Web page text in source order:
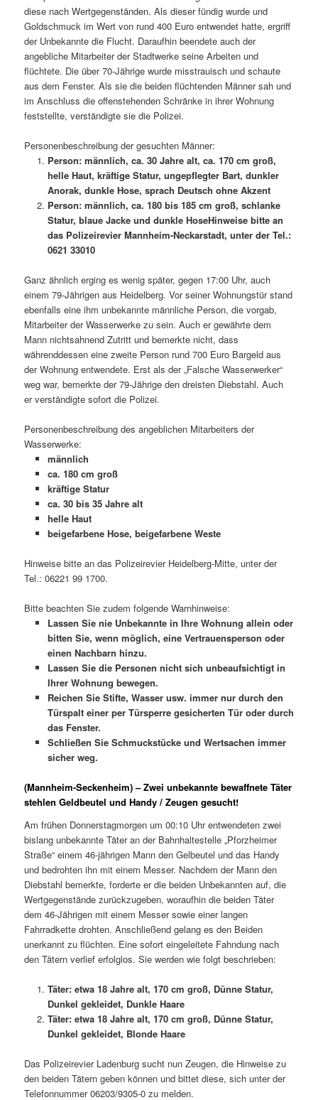
diese nach Wertgegenständen. Als dieser fündig wurde und
Goldschmuck im Wert von rund 400 Euro entwendet hatte, ergriff
der Unbekannte die Flucht. Daraufhin beendete auch der
angebliche Mitarbeiter der Stadtwerke seine Arbeiten und
flüchtete. Die über 70-Jährige wurde misstrauisch und schaute
aus dem Fenster. Als sie die beiden flüchtenden Männer sah und
im Anschluss die offenstehenden Schränke in ihrer Wohnung
feststellte, verständigte sie die Polizei.
Personenbeschreibung der gesuchten Männer:
Person: männlich, ca. 30 Jahre alt, ca. 170 cm groß,
helle Haut, kräftige Statur, ungepflegter Bart, dunkler
Anorak, dunkle Hose, sprach Deutsch ohne Akzent
Person: männlich, ca. 180 bis 185 cm groß, schlanke
Statur, blaue Jacke und dunkle HoseHinweise bitte an
das Polizeirevier Mannheim-Neckarstadt, unter der Tel.:
0621 33010
Ganz ähnlich erging es wenig später, gegen 17:00 Uhr, auch
einem 79-Jährigen aus Heidelberg. Vor seiner Wohnungstür stand
ebenfalls eine ihm unbekannte männliche Person, die vorgab,
Mitarbeiter der Wasserwerke zu sein. Auch er gewährte dem
Mann nichtsahnend Zutritt und bemerkte nicht, dass
währenddessen eine zweite Person rund 700 Euro Bargeld aus
der Wohnung entwendete. Erst als der „Falsche Wasserwerker“
weg war, bemerkte der 79-Jährige den dreisten Diebstahl. Auch
er verständigte sofort die Polizei.
Personenbeschreibung des angeblichen Mitarbeiters der
Wasserwerke:
männlich
ca. 180 cm groß
kräftige Statur
ca. 30 bis 35 Jahre alt
helle Haut
beigefarbene Hose, beigefarbene Weste
Hinweise bitte an das Polizeirevier Heidelberg-Mitte, unter der
Tel.: 06221 99 1700.
Bitte beachten Sie zudem folgende Warnhinweise:
Lassen Sie nie Unbekannte in Ihre Wohnung allein oder
bitten Sie, wenn möglich, eine Vertrauensperson oder
einen Nachbarn hinzu.
Lassen Sie die Personen nicht sich unbeaufsichtigt in
Ihrer Wohnung bewegen.
Reichen Sie Stifte, Wasser usw. immer nur durch den
Türspalt einer per Türsperre gesicherten Tür oder durch
das Fenster.
Schließen Sie Schmuckstücke und Wertsachen immer
sicher weg.
(Mannheim-Seckenheim) – Zwei unbekannte bewaffnete Täter
stehlen Geldbeutel und Handy / Zeugen gesucht!
Am frühen Donnerstagmorgen um 00:10 Uhr entwendeten zwei
bislang unbekannte Täter an der Bahnhaltestelle „Pforzheimer
Straße“ einem 46-jährigen Mann den Gelbeutel und das Handy
und bedrohten ihn mit einem Messer. Nachdem der Mann den
Diebstahl bemerkte, forderte er die beiden Unbekannten auf, die
Wertgegenstände zurückzugeben, woraufhin die beiden Täter
dem 46-Jährigen mit einem Messer sowie einer langen
Fahrradkette drohten. Anschließend gelang es den Beiden
unerkannt zu flüchten. Eine sofort eingeleitete Fahndung nach
den Tätern verlief erfolglos. Sie werden wie folgt beschrieben:
Täter: etwa 18 Jahre alt, 170 cm groß, Dünne Statur,
Dunkel gekleidet, Dunkle Haare
Täter: etwa 18 Jahre alt, 170 cm groß, Dünne Statur,
Dunkel gekleidet, Blonde Haare
Das Polizeirevier Ladenburg sucht nun Zeugen, die Hinweise zu
den beiden Tätern geben können und bittet diese, sich unter der
Telefonnummer 06203/9305-0 zu melden.